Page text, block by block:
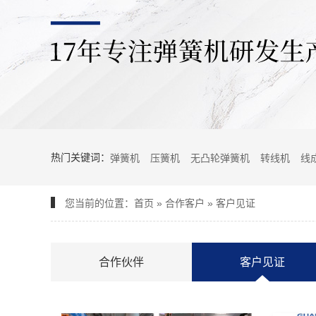
热门关键词： 弹簧机 压簧机 无凸轮弹簧机 转线机 线
您当前的位置： 首页 » 合作客户 » 客户见证
合作伙伴 客户见证